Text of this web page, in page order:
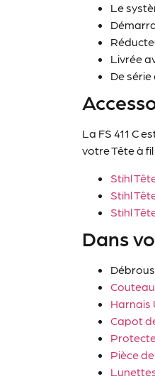
Le
Livrée
De
La FS 411 C
votre Tête à
Stihl
Stihl
Stihl
Dans
Harnais
Capot
Pièce